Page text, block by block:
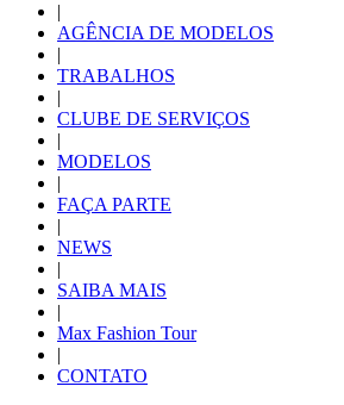
|
AGÊNCIA DE MODELOS
|
TRABALHOS
|
CLUBE DE SERVIÇOS
|
MODELOS
|
FAÇA PARTE
|
NEWS
|
SAIBA MAIS
|
Max Fashion Tour
|
CONTATO